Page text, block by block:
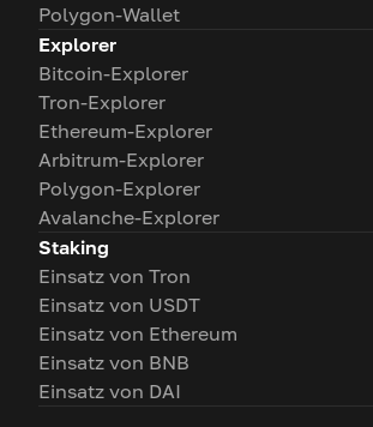
Polygon-Wallet
Explorer
Bitcoin-Explorer
Tron-Explorer
Ethereum-Explorer
Arbitrum-Explorer
Polygon-Explorer
Avalanche-Explorer
Staking
Einsatz von Tron
Einsatz von USDT
Einsatz von Ethereum
Einsatz von BNB
Einsatz von DAI